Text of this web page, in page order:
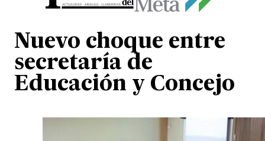
Nuevo choque entre
secretaría de
Educación y Concejo